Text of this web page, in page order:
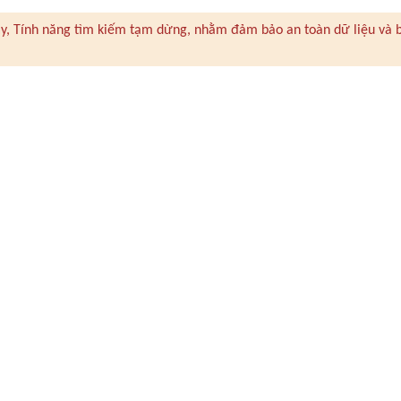
Tính năng tìm kiếm tạm dừng, nhằm đảm bảo an toàn dữ liệu và